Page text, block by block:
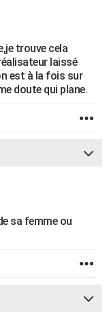
trouve cela
laissé
est à la fois sur
doute qui plane.
sa femme ou